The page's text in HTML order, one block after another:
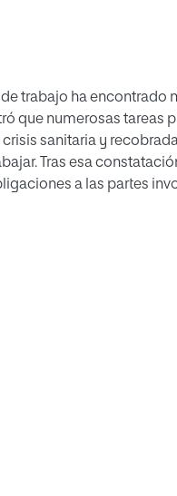
trabajo ha encontrado
que numerosas tareas
sanitaria y
Tras esa
a las partes
es la prevención de
del trabajo a